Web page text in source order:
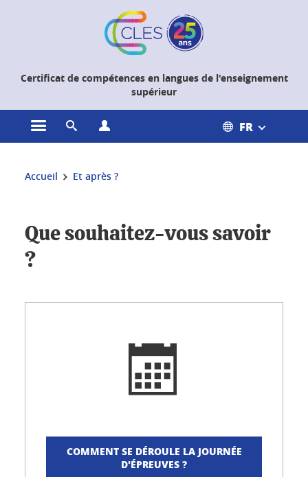
Certificat de compétences en langues de l'enseignement
supérieur
Ouvrir le menu principal
Ouvrir le moteur de recherche FR
Vous êtes ici :
Accueil Et après ?
Et après - Landing Page
Que souhaitez-vous savoir
?
COMMENT SE DÉROULE LA JOURNÉE
D'ÉPREUVES ?